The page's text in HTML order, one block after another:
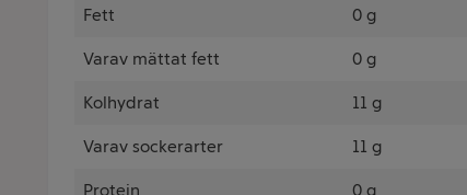
Fett 0 g
Varav mättat fett 0 g
Kolhydrat 11 g
Varav sockerarter 11 g
Protein 0 g